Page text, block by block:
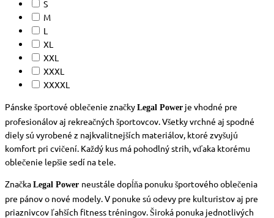
S
M
L
XL
XXL
XXXL
XXXXL
Pánske športové oblečenie značky Legal Power je vhodné pre
profesionálov aj rekreačných športovcov. Všetky vrchné aj spodné
diely sú vyrobené z najkvalitnejších materiálov, ktoré zvyšujú
komfort pri cvičení. Každý kus má pohodlný strih, vďaka ktorému
oblečenie lepšie sedí na tele.
Značka Legal Power neustále dopĺňa ponuku športového oblečenia
pre pánov o nové modely. V ponuke sú odevy pre kulturistov aj pre
priaznivcov ľahších fitness tréningov. Široká ponuka jednotlivých